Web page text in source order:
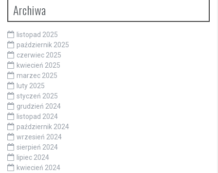
Archiwa
listopad 2025
październik 2025
czerwiec 2025
kwiecień 2025
marzec 2025
luty 2025
styczeń 2025
grudzień 2024
listopad 2024
październik 2024
wrzesień 2024
sierpień 2024
lipiec 2024
kwiecień 2024